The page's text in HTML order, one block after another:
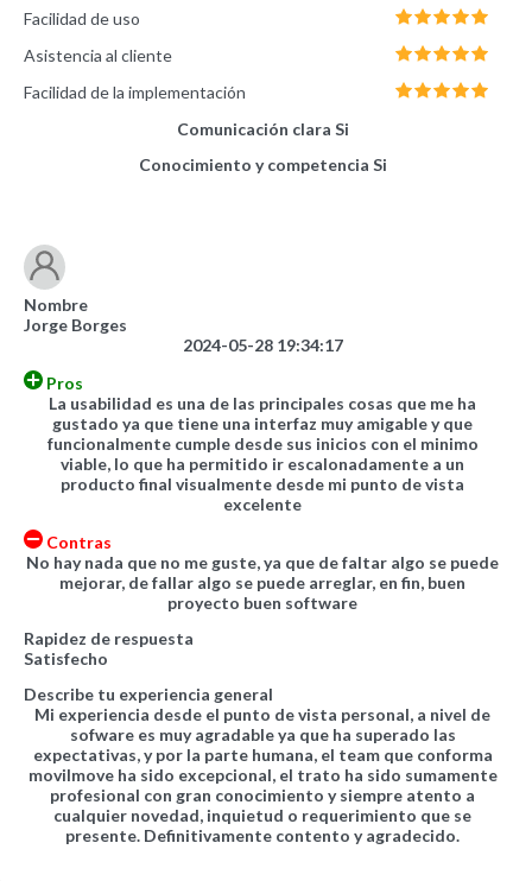
Facilidad de uso
Asistencia al cliente
Facilidad de la implementación
Comunicación clara Si
Conocimiento y competencia Si
Nombre
Jorge Borges
2024-05-28 19:34:17
Pros
La usabilidad es una de las principales cosas que me ha
gustado ya que tiene una interfaz muy amigable y que
funcionalmente cumple desde sus inicios con el minimo
viable, lo que ha permitido ir escalonadamente a un
producto final visualmente desde mi punto de vista
excelente
Contras
No hay nada que no me guste, ya que de faltar algo se puede
mejorar, de fallar algo se puede arreglar, en fin, buen
proyecto buen software
Rapidez de respuesta
Satisfecho
Describe tu experiencia general
Mi experiencia desde el punto de vista personal, a nivel de
sofware es muy agradable ya que ha superado las
expectativas, y por la parte humana, el team que conforma
movilmove ha sido excepcional, el trato ha sido sumamente
profesional con gran conocimiento y siempre atento a
cualquier novedad, inquietud o requerimiento que se
presente. Definitivamente contento y agradecido.